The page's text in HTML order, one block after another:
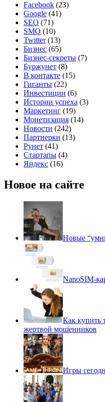
Facebook (23)
Google (41)
SEO (71)
SMO (10)
Twitter(13)
Бизнес (65)
Бизнес-секреты (7)
Буржунет (8)
В контакте (15)
Гиганты (22)
Инвестиции (6)
Истории успеха (3)
Маркетинг (19)
Монетизация (14)
Новости (242)
Партнерки (13)
Рунет (41)
Стартапы (4)
Яндекс (16)
Новое на сайте
Новые
NanoSIM-
Как купить
жертвой мошенников
Игры